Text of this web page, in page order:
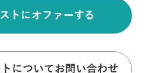
トにオファーする
についてお問い合わせ